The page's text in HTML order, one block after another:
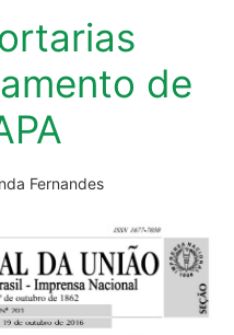
de
Fernandes